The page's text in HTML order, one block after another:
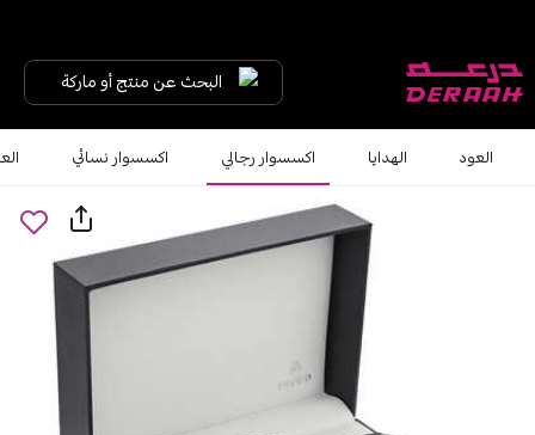
البحث عن منتج أو ماركة
العود الهدايا اكسسوار رجالي اكسسوار نسائي